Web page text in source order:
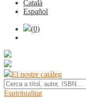
Català
Español
(0)
El nostre catàleg
Espiritualitat